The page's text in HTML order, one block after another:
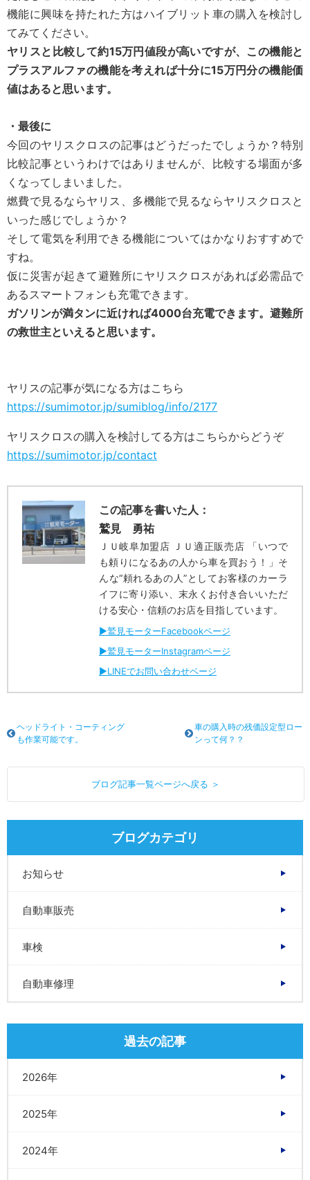
機能に興味を持たれた方はハイブリット車の購入を検討し
てみてください。
ヤリスと比較して約15万円値段が高いですが、この機能と
プラスアルファの機能を考えれば十分に15万円分の機能価
値はあると思います。
・最後に
今回のヤリスクロスの記事はどうだったでしょうか？特別
比較記事というわけではありませんが、比較する場面が多
くなってしまいました。
燃費で見るならヤリス、多機能で見るならヤリスクロスと
いった感じでしょうか？
そして電気を利用できる機能についてはかなりおすすめで
すね。
仮に災害が起きて避難所にヤリスクロスがあれば必需品で
あるスマートフォンも充電できます。
ガソリンが満タンに近ければ4000台充電できます。避難所
の救世主といえると思います。
ヤリスの記事が気になる方はこちら
https://sumimotor.jp/sumiblog/info/2177
ヤリスクロスの購入を検討してる方はこちらからどうぞ
https://sumimotor.jp/contact
この記事を書いた人：
鷲見 勇祐
ＪＵ岐阜加盟店 ＪＵ適正販売店 「いつで
も頼りになるあの人から車を買おう！」そ
んな“頼れるあの人”としてお客様のカーラ
イフに寄り添い、末永くお付き合いいただ
ける安心・信頼のお店を目指しています。
▶︎鷲見モーターFacebookページ
▶︎鷲見モーターInstagramページ
▶︎LINEでお問い合わせページ
ヘッドライト・コーティング
も作業可能です。
車の購入時の残価設定型ロー
ンって何？？
ブログ記事一覧ページへ戻る ＞
ブログカテゴリ
お知らせ
自動車販売
車検
自動車修理
過去の記事
2026年
2025年
2024年